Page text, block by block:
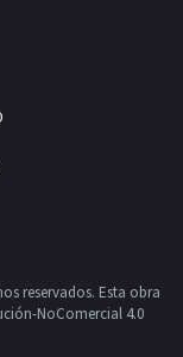
reservados. Esta obra
NoComercial 4.0